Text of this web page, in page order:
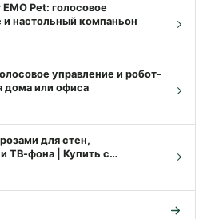
Pet: голосовое
и настольный компаньон
управление и робот-
дома или офиса
для стен,
ТВ-фона | Купить с